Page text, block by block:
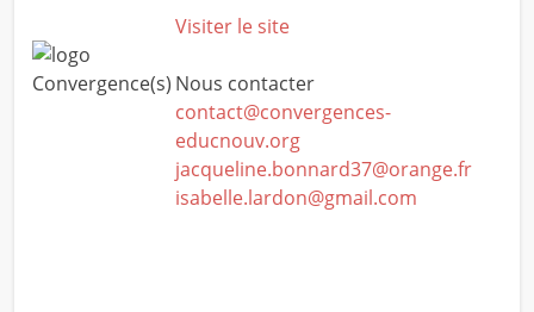
Visiter le site
Nous contacter
contact@convergences-
educnouv.org
jacqueline.bonnard37@orange.fr
isabelle.lardon@gmail.com